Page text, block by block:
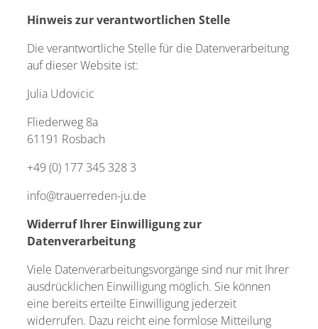
Hinweis zur verantwortlichen Stelle
Die verantwortliche Stelle für die Datenverarbeitung
auf dieser Website ist:
Julia Udovicic
Fliederweg 8a
61191 Rosbach
+49 (0) 177 345 328 3
info@trauerreden-ju.de
Widerruf Ihrer Einwilligung zur
Datenverarbeitung
Viele Datenverarbeitungsvorgänge sind nur mit Ihrer
ausdrücklichen Einwilligung möglich. Sie können
eine bereits erteilte Einwilligung jederzeit
widerrufen. Dazu reicht eine formlose Mitteilung